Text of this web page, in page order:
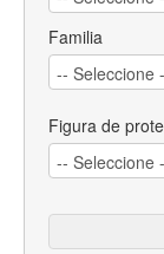
Familia
Figura de